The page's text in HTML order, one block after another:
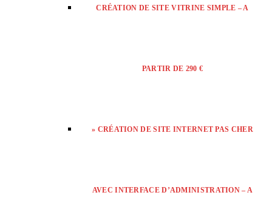
CRÉATION DE SITE VITRINE SIMPLE – A
PARTIR DE 290 €
» CRÉATION DE SITE INTERNET PAS CHER
AVEC INTERFACE D’ADMINISTRATION – A